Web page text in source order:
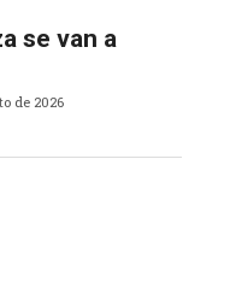
se van a
de 2026